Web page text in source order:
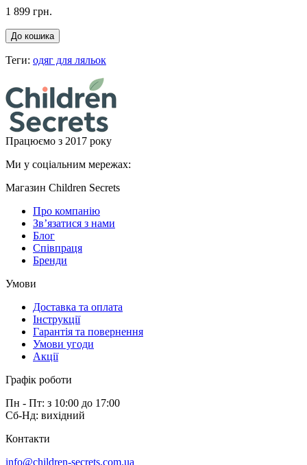
1 899 грн.
До кошика
Теги: одяг для ляльок
Працюємо з 2017 року
Ми у соціальним мережах:
Магазин Children Secrets
Про компанію
Зв’язатися з нами
Блог
Співпраця
Бренди
Умови
Доставка та оплата
Інструкції
Гарантія та повернення
Умови угоди
Акції
Графік роботи
Пн - Пт: з 10:00 до 17:00
Сб-Нд: вихідний
Контакти
info@children-secrets.com.ua